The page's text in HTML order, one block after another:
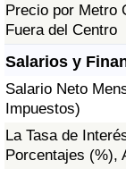
Precio por Metro
Fuera del Centro
Salarios y
Salario Neto
Impuestos)
La Tasa de
Porcentajes (%),
Índice de
Índice de
Sanidad
Índice de